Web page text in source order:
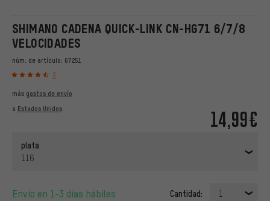
SHIMANO CADENA QUICK-LINK CN-HG71 6/7/8
VELOCIDADES
núm. de artículo: 67251
3
14,99€
más gastos de envío
a Estados Unidos
plata
116
Envío en 1-3 días hábiles Cantidad: 1